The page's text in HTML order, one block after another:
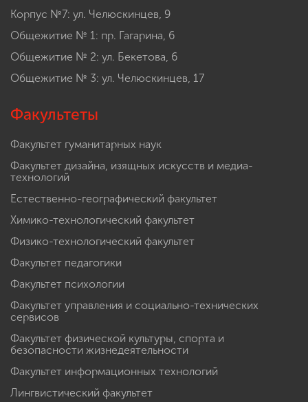
Корпус №7: ул. Челюскинцев, 9
Общежитие № 1: пр. Гагарина, 6
Общежитие № 2: ул. Бекетова, 6
Общежитие № 3: ул. Челюскинцев, 17
Факультеты
Факультет гуманитарных наук
Факультет дизайна, изящных искусств и медиа-
технологий
Естественно-географический факультет
Химико-технологический факультет
Физико-технологический факультет
Факультет педагогики
Факультет психологии
Факультет управления и социально-технических
сервисов
Факультет физической культуры, спорта и
безопасности жизнедеятельности
Факультет информационных технологий
Лингвистический факультет